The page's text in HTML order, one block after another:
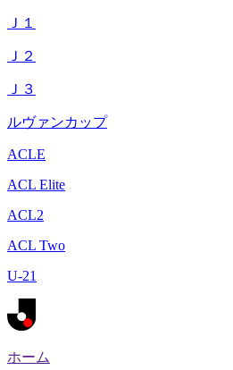
Ｊ１
Ｊ２
Ｊ３
ルヴァンカップ
ACLE
ACL Elite
ACL2
ACL Two
U-21
ホーム